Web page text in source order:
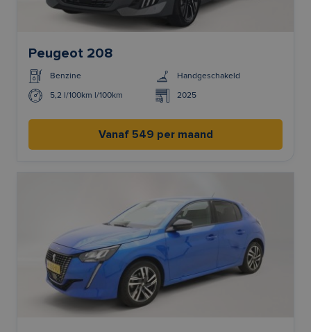
Peugeot 208
Benzine Handgeschakeld
5,2 l/100km l/100km 2025
Vanaf 549 per maand